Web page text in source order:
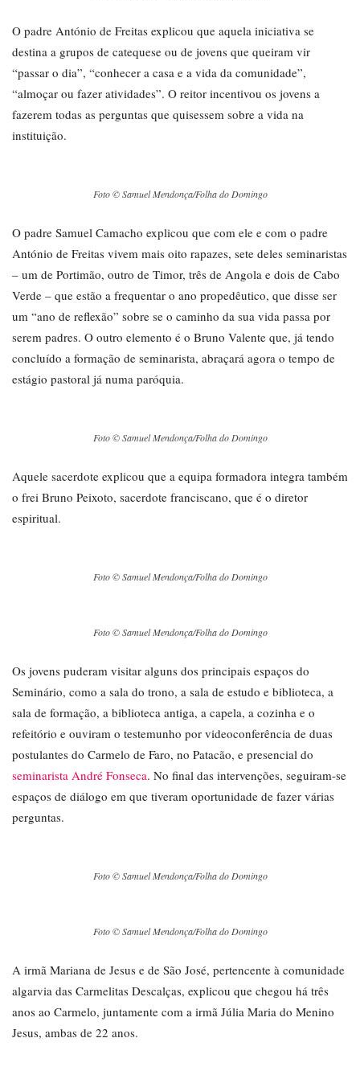
O padre António de Freitas explicou que aquela iniciativa se
destina a grupos de catequese ou de jovens que queiram vir
“passar o dia”, “conhecer a casa e a vida da comunidade”,
“almoçar ou fazer atividades”. O reitor incentivou os jovens a
fazerem todas as perguntas que quisessem sobre a vida na
instituição.
Foto © Samuel Mendonça/Folha do Domingo
O padre Samuel Camacho explicou que com ele e com o padre
António de Freitas vivem mais oito rapazes, sete deles seminaristas
– um de Portimão, outro de Timor, três de Angola e dois de Cabo
Verde – que estão a frequentar o ano propedêutico, que disse ser
um “ano de reflexão” sobre se o caminho da sua vida passa por
serem padres. O outro elemento é o Bruno Valente que, já tendo
concluído a formação de seminarista, abraçará agora o tempo de
estágio pastoral já numa paróquia.
Foto © Samuel Mendonça/Folha do Domingo
Aquele sacerdote explicou que a equipa formadora integra também
o frei Bruno Peixoto, sacerdote franciscano, que é o diretor
espiritual.
Foto © Samuel Mendonça/Folha do Domingo
Foto © Samuel Mendonça/Folha do Domingo
Os jovens puderam visitar alguns dos principais espaços do
Seminário, como a sala do trono, a sala de estudo e biblioteca, a
sala de formação, a biblioteca antiga, a capela, a cozinha e o
refeitório e ouviram o testemunho por videoconferência de duas
postulantes do Carmelo de Faro, no Patacão, e presencial do
seminarista André Fonseca. No final das intervenções, seguiram-se
espaços de diálogo em que tiveram oportunidade de fazer várias
perguntas.
Foto © Samuel Mendonça/Folha do Domingo
Foto © Samuel Mendonça/Folha do Domingo
A irmã Mariana de Jesus e de São José, pertencente à comunidade
algarvia das Carmelitas Descalças, explicou que chegou há três
anos ao Carmelo, juntamente com a irmã Júlia Maria do Menino
Jesus, ambas de 22 anos.